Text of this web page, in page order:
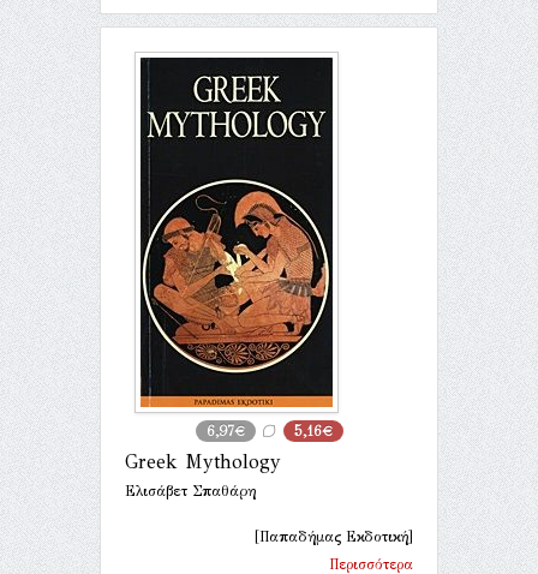
6,97€ 5,16€
Greek Mythology
Ελισάβετ Σπαθάρη
[Παπαδήμας Εκδοτική]
Περισσότερα